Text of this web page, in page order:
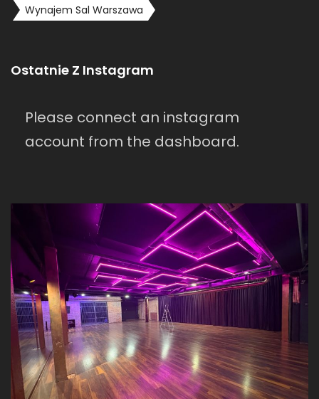
Wynajem Sal Warszawa
Ostatnie Z Instagram
Please connect an instagram
account from the dashboard.